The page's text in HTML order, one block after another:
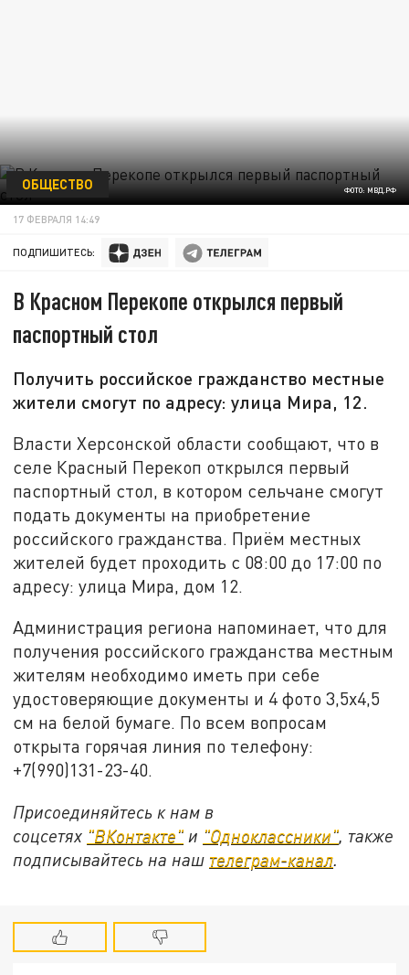
ФОТО: МВД.РФ
ОБЩЕСТВО
17 ФЕВРАЛЯ 14:49
ПОДПИШИТЕСЬ:
В Красном Перекопе открылся первый
паспортный стол
Получить российское гражданство местные
жители смогут по адресу: улица Мира, 12.
Власти Херсонской области сообщают, что в
селе Красный Перекоп открылся первый
паспортный стол, в котором сельчане смогут
подать документы на приобретение
российского гражданства. Приём местных
жителей будет проходить с 08:00 до 17:00 по
адресу: улица Мира, дом 12.
Администрация региона напоминает, что для
получения российского гражданства местным
жителям необходимо иметь при себе
удостоверяющие документы и 4 фото 3,5х4,5
см на белой бумаге. По всем вопросам
открыта горячая линия по телефону:
+7(990)131-23-40.
Присоединяйтесь к нам в
соцсетях "ВКонтакте" и "Одноклассники", также
подписывайтесь на наш телеграм-канал.